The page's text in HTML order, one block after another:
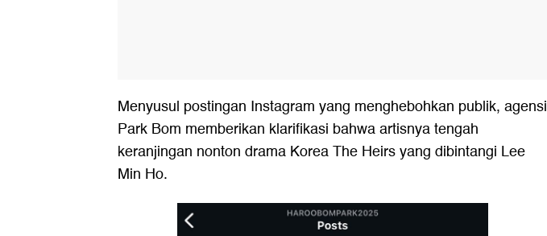
Menyusul postingan Instagram yang menghebohkan publik, agensi
Park Bom memberikan klarifikasi bahwa artisnya tengah
keranjingan nonton drama Korea The Heirs yang dibintangi Lee
Min Ho.